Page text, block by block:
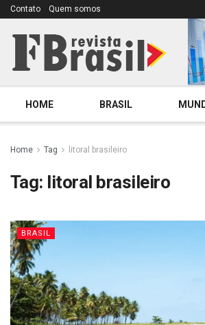
Contato Quem somos
HOME BRASIL
Home Tag litoral brasileiro
Tag: litoral brasileiro
BRASIL